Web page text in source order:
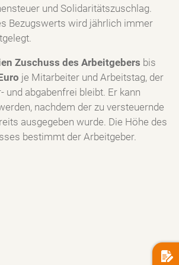
und Solidaritätszuschlag.
Bezugswerts wird jährlich immer
Zuschuss des Arbeitgebers bis
je Mitarbeiter und Arbeitstag, der
und abgabenfrei bleibt. Er kann
nachdem der zu versteuernde
ausgegeben wurde. Die Höhe des
bestimmt der Arbeitgeber.